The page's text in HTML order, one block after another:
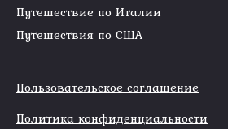
Путешествие по Италии
Путешествия по США
Пользовательское соглашение
Политика конфиденциальности